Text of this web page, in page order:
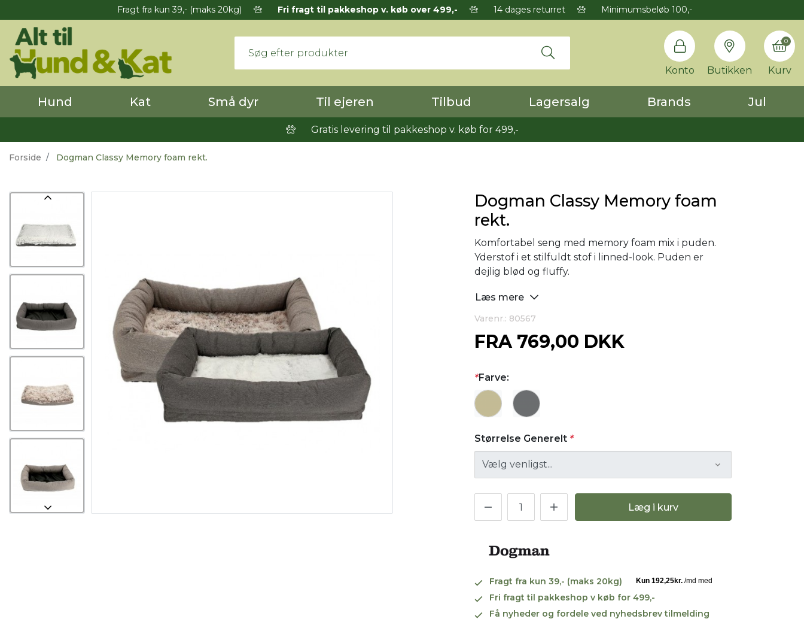
Fragt fra kun 39,- (maks 20kg) Fri fragt til pakkeshop v. køb over 499,- 14 dages returret Minimumsbeløb 100,-
Konto Butikken Kurv
0
Hund Kat Små dyr Til ejeren Tilbud Lagersalg Brands Jul
Gratis levering til pakkeshop v. køb for 499,-
Forside Dogman Classy Memory foam rekt.
Dogman Classy Memory foam
rekt.
Komfortabel seng med memory foam mix i puden.
Yderstof i et stilfuldt stof i linned-look. Puden er
dejlig blød og fluffy.
Læs mere
Varenr.: 80567
FRA 769,00 DKK
*Farve:
Størrelse Generelt *
Læg i kurv
Fragt fra kun 39,- (maks 20kg)
Fri fragt til pakkeshop v køb for 499,-
Få nyheder og fordele ved nyhedsbrev tilmelding